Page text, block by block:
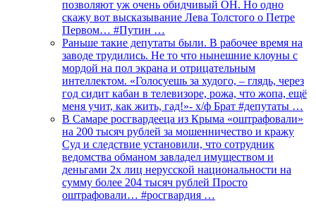
позволяют уж очень обидчивый ОН. Но одно
скажу вот высказывание Лева Толстого о Петре
Первом… #Путин …
Раньше такие депутаты были. В рабочее время на
заводе трудились. Не то что нынешние клоуны с
мордой на пол экрана и отрицательным
интеллектом. «Голосуешь за худого, – глядь, через
год сидит кабан в телевизоре, рожа, что жопа, ещё
меня учит, как жить, гад!»- х/ф Брат #депутаты …
В Самаре росгвардееца из Крыма «оштрафовали»
на 200 тысяч рублей за мошенничество и кражу
Суд и следствие установили, что сотрудник
ведомства обманом завладел имуществом и
деньгами 2х лиц нерусской национальности на
сумму более 204 тысяч рублей Просто
оштрафовали… #росгвардия …